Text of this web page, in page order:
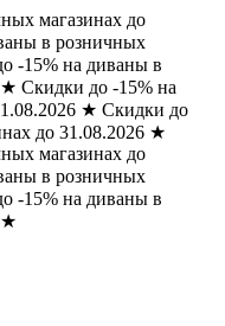
магазинах до
в розничных
-15% на диваны в
★ Скидки до -15% на
★ Скидки до
до 31.08.2026 ★
магазинах до
в розничных
-15% на диваны в
★